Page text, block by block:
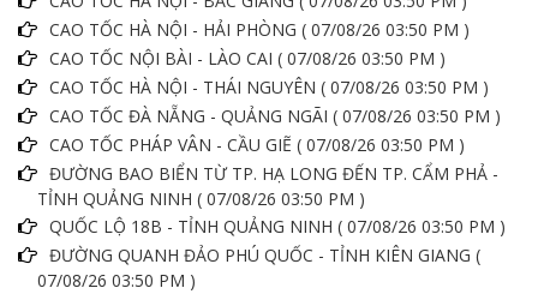
CAO TỐC HÀ NỘI - HẢI PHÒNG ( 07/08/26 03:50 PM )
CAO TỐC NỘI BÀI - LÀO CAI ( 07/08/26 03:50 PM )
CAO TỐC HÀ NỘI - THÁI NGUYÊN ( 07/08/26 03:50 PM )
CAO TỐC ĐÀ NẴNG - QUẢNG NGÃI ( 07/08/26 03:50 PM )
CAO TỐC PHÁP VÂN - CẦU GIẼ ( 07/08/26 03:50 PM )
ĐƯỜNG BAO BIỂN TỪ TP. HẠ LONG ĐẾN TP. CẨM PHẢ -
TỈNH QUẢNG NINH ( 07/08/26 03:50 PM )
QUỐC LỘ 18B - TỈNH QUẢNG NINH ( 07/08/26 03:50 PM )
ĐƯỜNG QUANH ĐẢO PHÚ QUỐC - TỈNH KIÊN GIANG (
07/08/26 03:50 PM )